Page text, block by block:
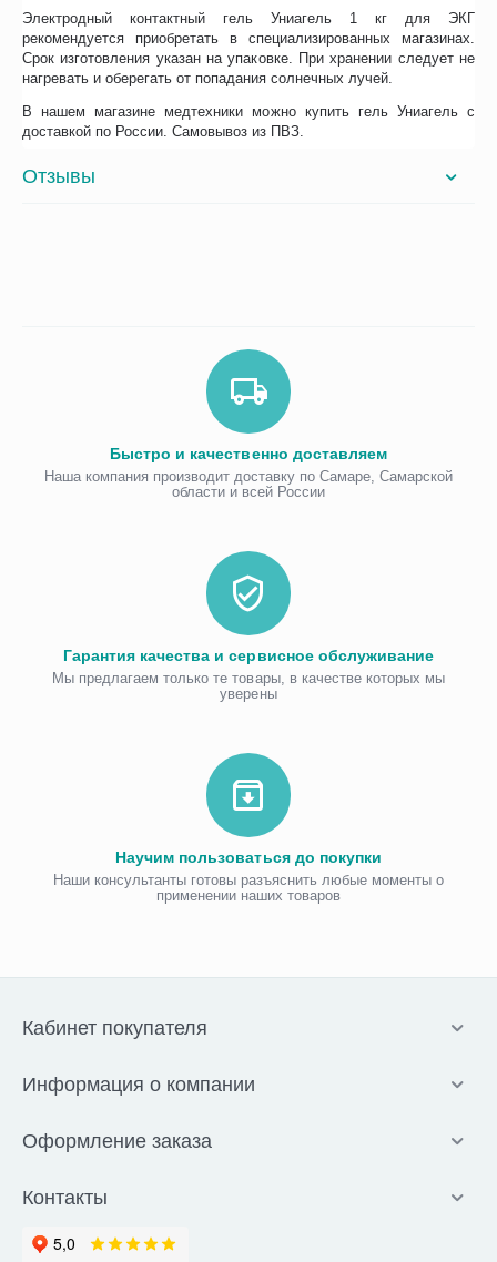
Электродный контактный гель Униагель 1 кг для ЭКГ
рекомендуется приобретать в специализированных магазинах.
Срок изготовления указан на упаковке. При хранении следует не
нагревать и оберегать от попадания солнечных лучей.
В нашем магазине медтехники можно купить гель Униагель с
доставкой по России. Самовывоз из ПВЗ.
Отзывы
Быстро и качественно доставляем
Наша компания производит доставку по Самаре, Самарской
области и всей России
Гарантия качества и сервисное обслуживание
Мы предлагаем только те товары, в качестве которых мы
уверены
Научим пользоваться до покупки
Наши консультанты готовы разъяснить любые моменты о
применении наших товаров
Кабинет покупателя
Информация о компании
Оформление заказа
Контакты